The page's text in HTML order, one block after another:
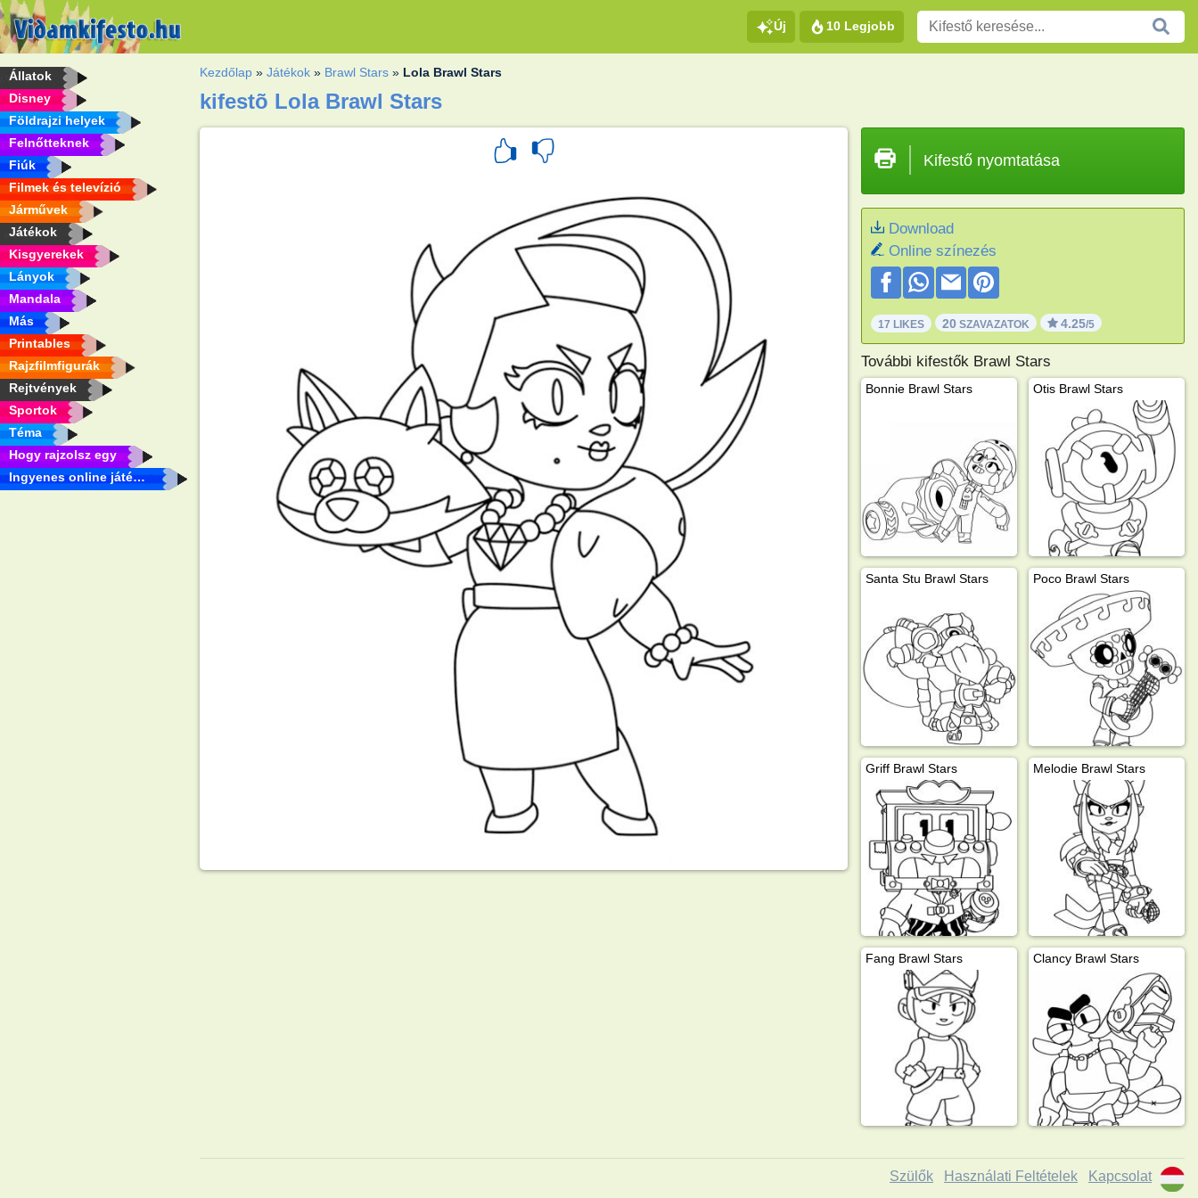
Új 10 Legjobb
Állatok
Disney
Földrajzi helyek
Felnőtteknek
Fiúk
Filmek és televízió
Járművek
Játékok
Kisgyerekek
Lányok
Mandala
Más
Printables
Rajzfilmfigurák
Rejtvények
Sportok
Téma
Hogy rajzolsz egy
Ingyenes online játékok
Kezdőlap »Játékok » Brawl Stars » Lola Brawl Stars
kifestõ Lola Brawl Stars
Kifestő nyomtatása
Download
Online színezés
17 LIKES 20 SZAVAZATOK 4.25/5
További kifestők Brawl Stars
Bonnie Brawl Stars Otis Brawl Stars
Santa Stu Brawl Stars Poco Brawl Stars
Griff Brawl Stars Melodie Brawl Stars
Fang Brawl Stars Clancy Brawl Stars
Szülők Használati Feltételek Kapcsolat